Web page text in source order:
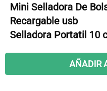
Mini Selladora De
Recargable usb
Selladora Portatil 10
AÑADIR